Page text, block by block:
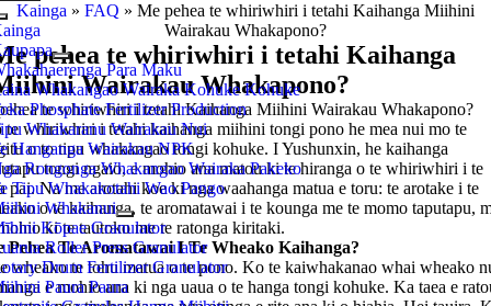
Para Maku
Whakangao Wairaka Kohuke Kohuke
Phosphate Fertilizer Production
Whakaranu Wairakau Nui
Hanganga Wairakau NPK
Rongonga Whakangao Wairaka Pakeko
Tipu Whakakotahi Wao Pango
Whakanui
Kōpae Granulator
Roller Press Granulator
Drum Fertilizer Granulator
Paura Paura
Kainga » FAQ » Me pehea te whiriwhiri i tetahi Kaihanga Miihini
Wairakau Whakapono?
pehea te whiriwhiri i tetahi Kaihanga
Wairakau Whakapono?
te whiriwhiri i tetahi Kaihanga Miihini Wairakau Whakapono?
te whiriwhiri i tetahi kaihanga miihini tongi pono he mea nui mo te
o to tipu whakangao tongi kohuke. I Yushunxin, he kaihanga
tongi ngaio, e mohio ana matou ki te hiranga o te whiriwhiri i te
pai. Na me arotahi koe ki nga waahanga matua e toru: te arotake i te
o te kaihanga, te aromatawai i te kounga me te momo taputapu,
ki te tautoko me te ratonga kiritaki.
Pehea Te Aromatawai I Te Wheako Kaihanga?
wheako te tohu matua o te pono. Ko te kaiwhakanao whai wheako
e mohio ana ki nga uaua o te hanga tongi kohuke. Ka taea e